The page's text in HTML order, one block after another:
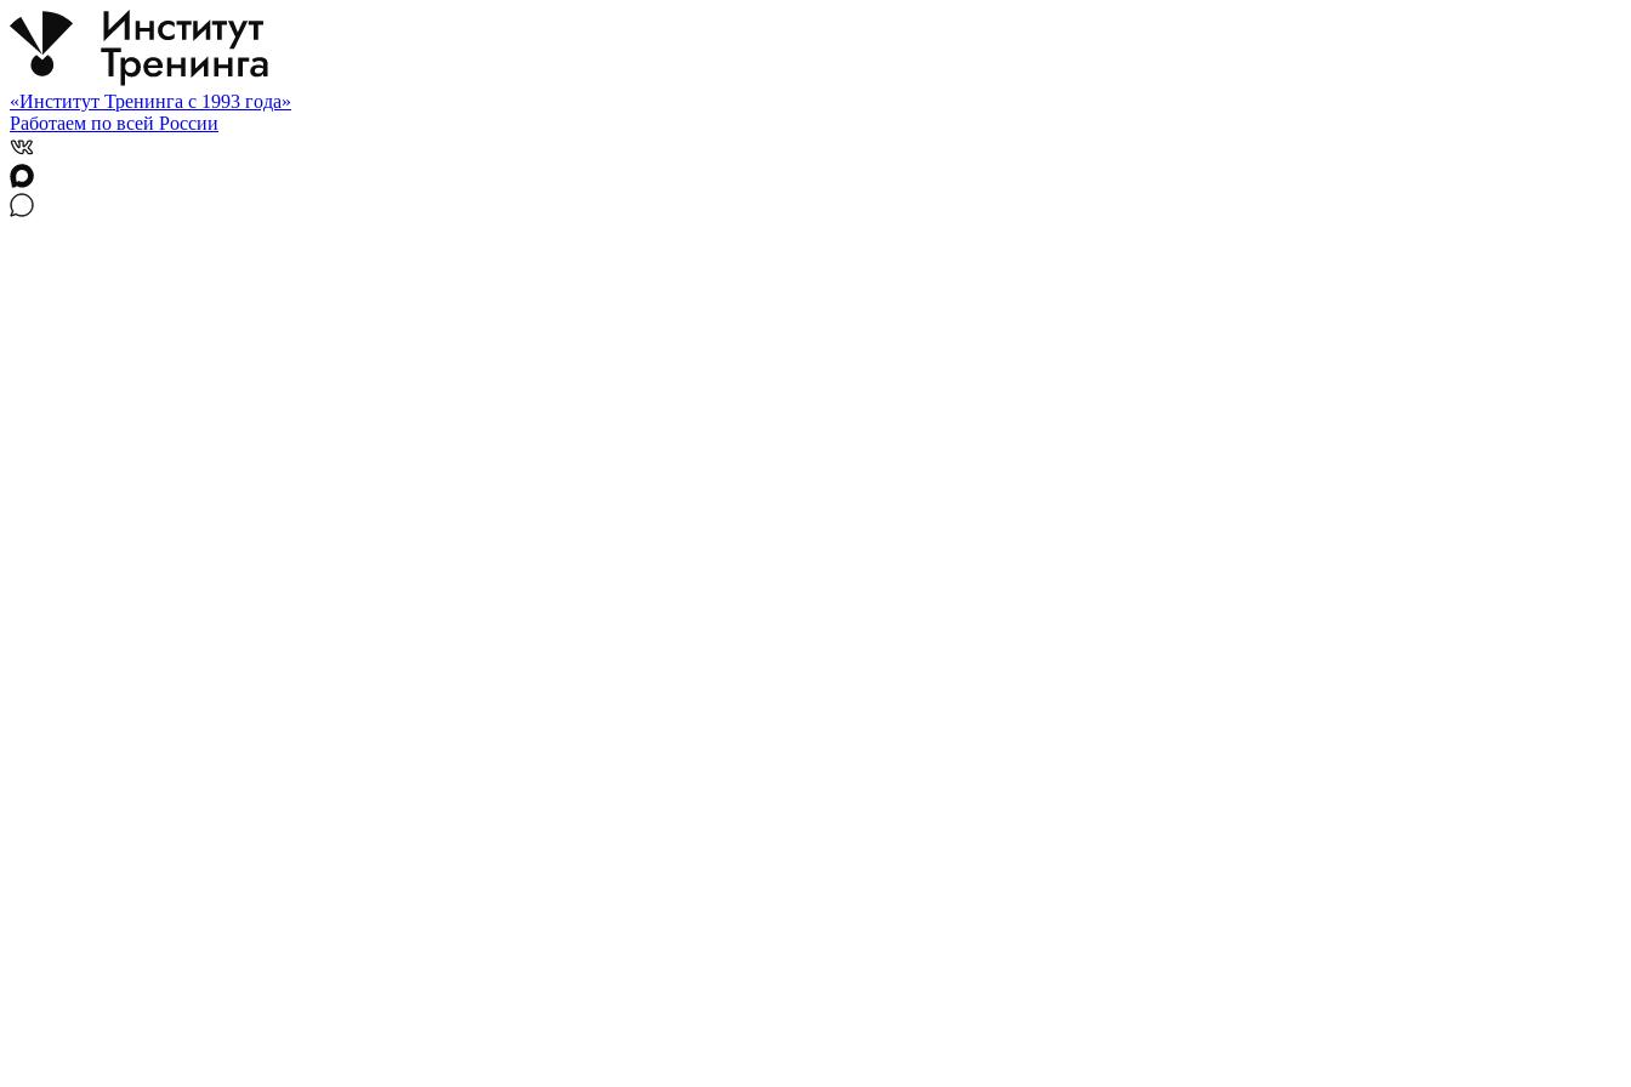
«Институт Тренинга с 1993 года»
Работаем по всей России